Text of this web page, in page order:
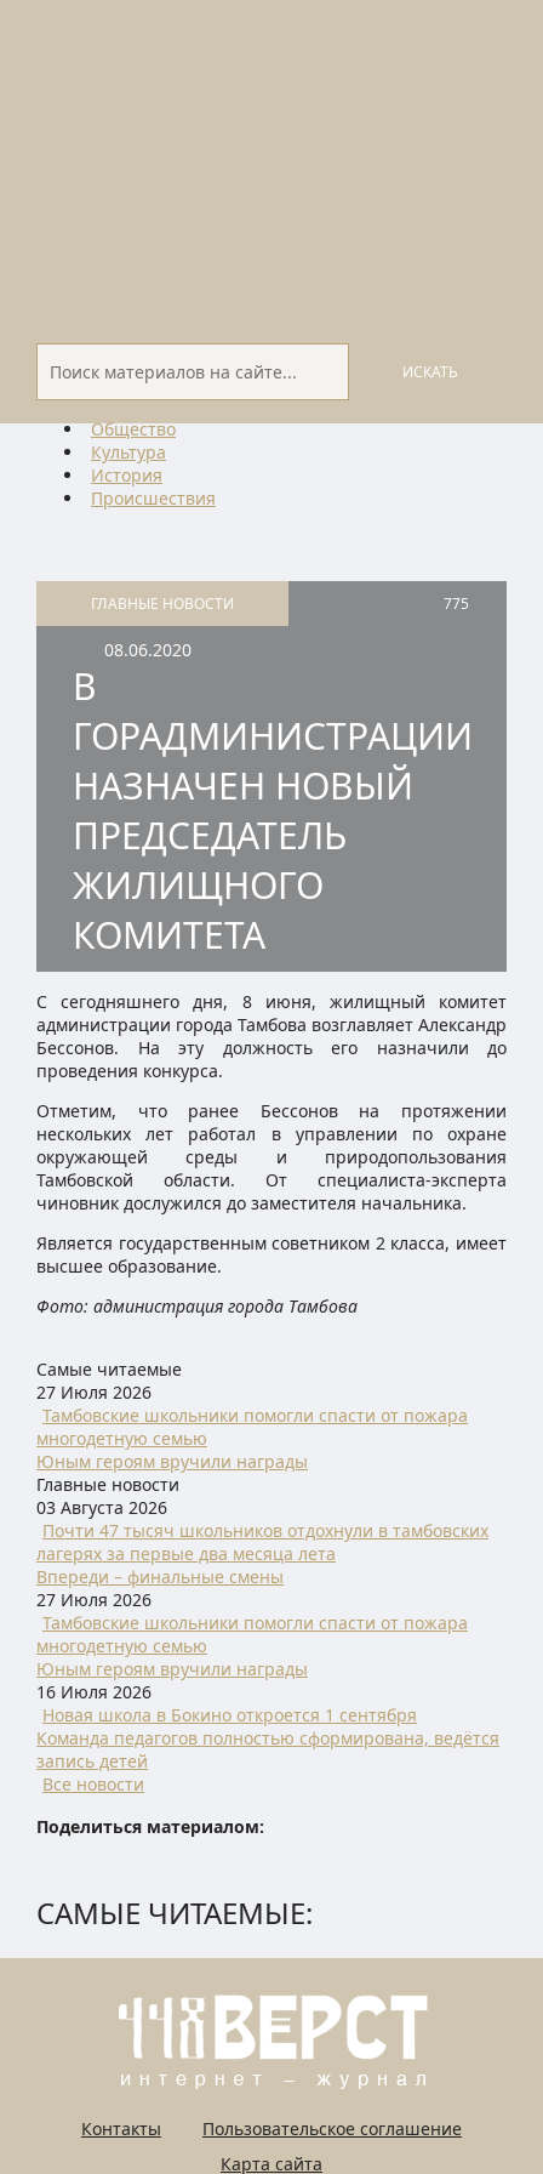
ИСКАТЬ
Общество
Культура
История
Проиcшествия
ГЛАВНЫЕ НОВОСТИ 775
08.06.2020
В
ГОРАДМИНИСТРАЦИИ
НАЗНАЧЕН НОВЫЙ
ПРЕДСЕДАТЕЛЬ
ЖИЛИЩНОГО
КОМИТЕТА
С сегодняшнего дня, 8 июня, жилищный комитет
администрации города Тамбова возглавляет Александр
Бессонов. На эту должность его назначили до
проведения конкурса.
Отметим, что ранее Бессонов на протяжении
нескольких лет работал в управлении по охране
окружающей среды и природопользования
Тамбовской области. От специалиста-эксперта
чиновник дослужился до заместителя начальника.
Является государственным советником 2 класса, имеет
высшее образование.
Фото: администрация города Тамбова
Самые читаемые
27 Июля 2026
Тамбовские школьники помогли спасти от пожара
многодетную семью
Юным героям вручили награды
Главные новости
03 Августа 2026
Почти 47 тысяч школьников отдохнули в тамбовских
лагерях за первые два месяца лета
Впереди – финальные смены
27 Июля 2026
Тамбовские школьники помогли спасти от пожара
многодетную семью
Юным героям вручили награды
16 Июля 2026
Новая школа в Бокино откроется 1 сентября
Команда педагогов полностью сформирована, ведётся
запись детей
Все новости
Поделиться материалом:
САМЫЕ ЧИТАЕМЫЕ:
Контакты
Пользовательское соглашение
Карта сайта